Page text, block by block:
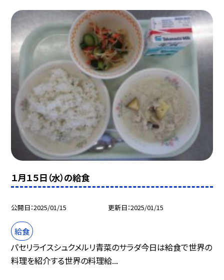
１月１５日（水）の給食
公開日 2025/01/15 更新日 2025/01/15
給食
パセリライスシュクメルリ青菜のサラダ今日は給食で世界の
料理を紹介する世界の料理給...